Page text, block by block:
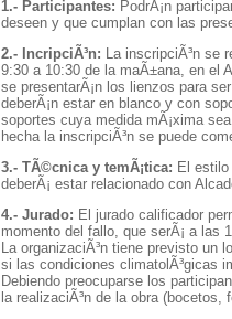
1.- Participantes: PodrÃ¡n
deseen y que cumplan con las
2.- IncripciÃ³n: La inscripciÃ³n se
9:30 a 10:30 de la maÃ±ana, en el
se presentarÃ¡n los lienzos para
deberÃ¡n estar en blanco y con
soportes cuya medida mÃ¡xima
hecha la inscripciÃ³n se puede
3.- TÃ©cnica y temÃ¡tica: El
deberÃ¡ estar relacionado con
4.- Jurado: El jurado calificador
momento del fallo, que serÃ¡ a las
La organizaciÃ³n tiene previsto un
si las condiciones climatolÃ³gicas
Debiendo preocuparse los
la realizaciÃ³n de la obra (bocetos,